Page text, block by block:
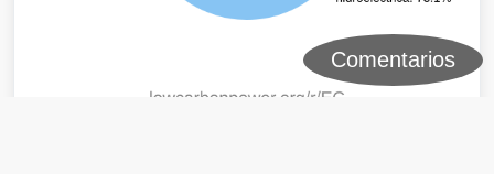
Comentarios